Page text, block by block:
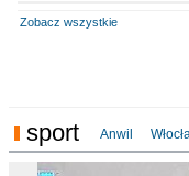
Zobacz wszystkie
sport Anwil